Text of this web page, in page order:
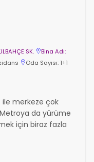
SK.
Bina Adı:
Oda Sayısı: 1+1
ile merkeze çok
da yürüme
için biraz fazla